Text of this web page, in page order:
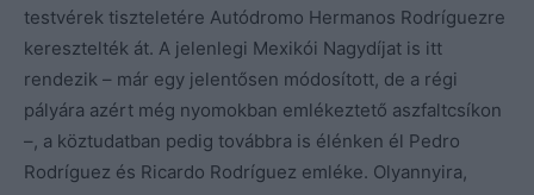
testvérek tiszteletére Autódromo Hermanos Rodríguezre
keresztelték át. A jelenlegi Mexikói Nagydíjat is itt
rendezik – már egy jelentősen módosított, de a régi
pályára azért még nyomokban emlékeztető aszfaltcsíkon
–, a köztudatban pedig továbbra is élénken él Pedro
Rodríguez és Ricardo Rodríguez emléke. Olyannyira,